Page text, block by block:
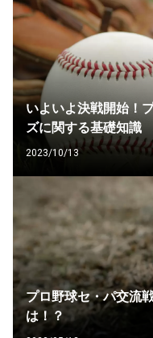
いよいよ決戦開始！プ
関する基礎知識
2023/10/13
プロ野球セ・パ交流
は！？